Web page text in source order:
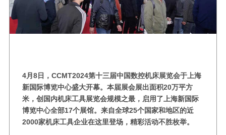
4月8日，CCMT2024第十三届中国数控机床展览会于上海
新国际博览中心盛大开幕。本届展会展出面积20万平方
米，创国内机床工具展览会规模之最，启用了上海新国际
博览中心全部17个展馆。来自全球25个国家和地区的近
2000家机床工具企业在这里登场，精彩活动不胜枚举。